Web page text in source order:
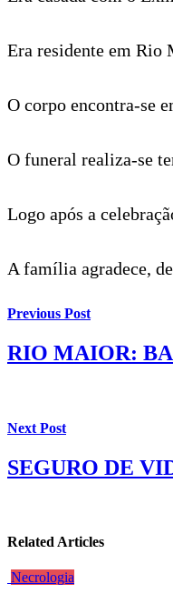
Era residente em Rio
O corpo encontra-se
O funeral realiza-se
Logo após a
A família agradece,
Previous Post
RIO MAIOR:
Next Post
SEGURO DE
Related Articles
Necrologia